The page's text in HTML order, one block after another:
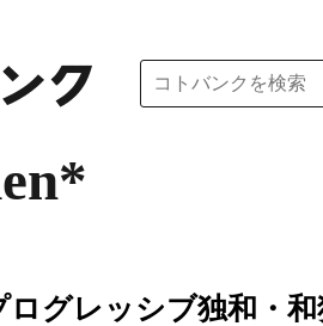
グレッシブ独和・和